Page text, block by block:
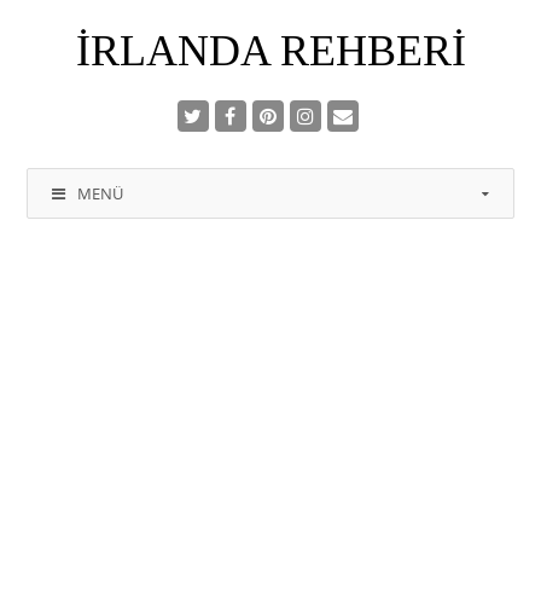
İRLANDA REHBERI
MENÜ